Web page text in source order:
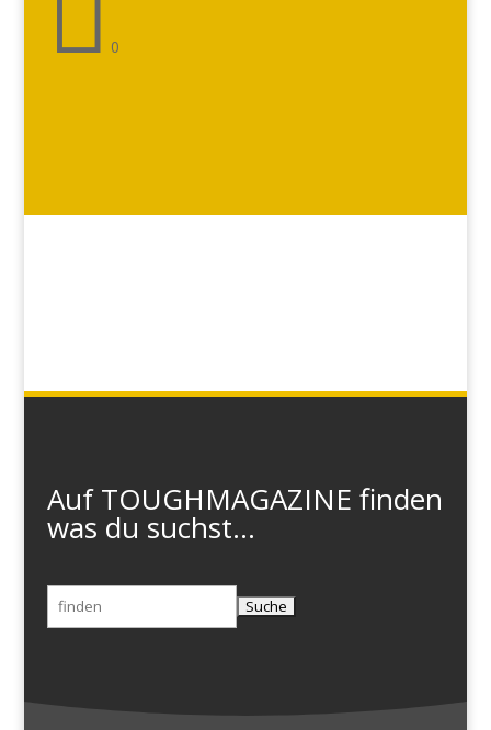
0
Auf TOUGHMAGAZINE finden
was du suchst...
Suchen